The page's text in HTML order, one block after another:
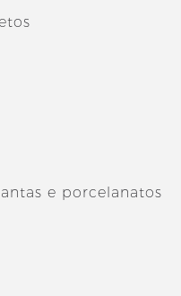
e porcelanatos